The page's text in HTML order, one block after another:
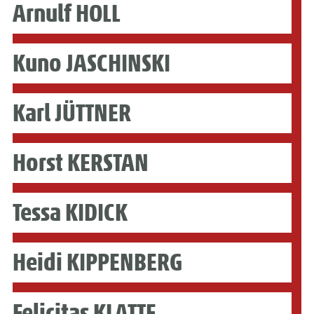
Arnulf HOLL
Kuno JASCHINSKI
Karl JÜTTNER
Horst KERSTAN
Tessa KIDICK
Heidi KIPPENBERG